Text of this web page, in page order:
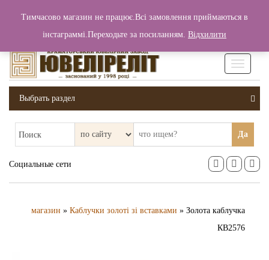
Вход / Регистрация 0 грн.
Выбрать раздел
Поиск Да
Социальные сети
магазин » Каблучки золоті зі вставками » Золота каблучка
КВ2576
Тимчасово магазин не працює.Всі замовлення приймаються в
інстаграммі.Переходьте за посиланням. Відхилити